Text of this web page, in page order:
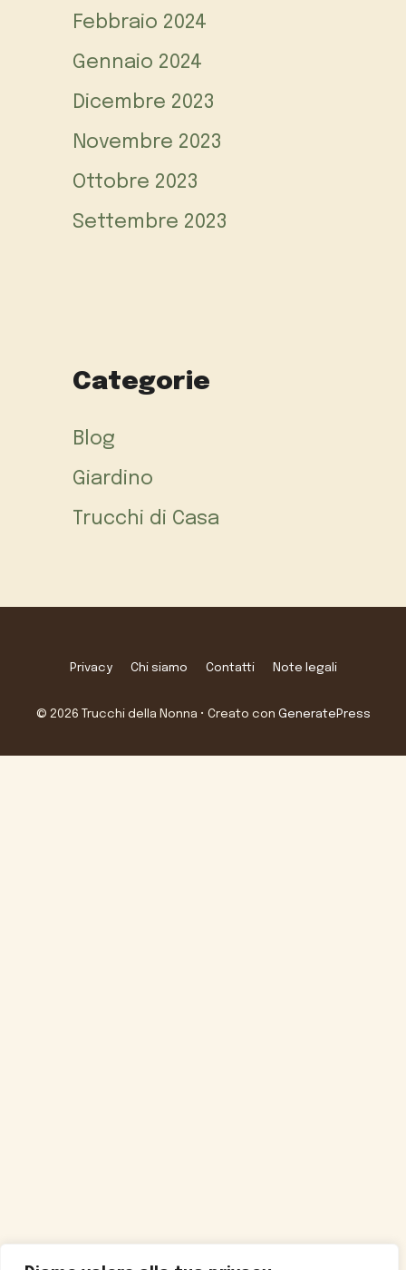
Febbraio 2024
Gennaio 2024
Dicembre 2023
Novembre 2023
Ottobre 2023
Settembre 2023
Categorie
Blog
Giardino
Trucchi di Casa
Privacy Chi siamo Contatti Note legali
© 2026 Trucchi della Nonna • Creato con GeneratePress